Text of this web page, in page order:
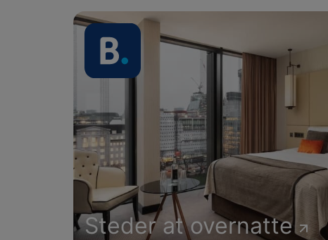
Steder at overnatte